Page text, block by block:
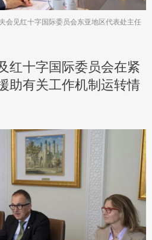
会见红十字国际委员会东亚地区代表处主任
红十字国际委员会在紧
助有关工作机制运转情